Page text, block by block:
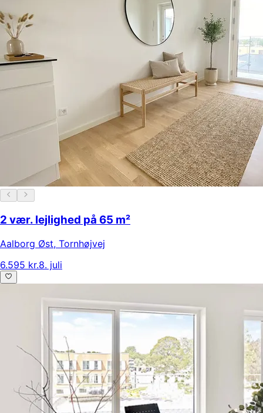
2 vær. lejlighed på 65 m²
Aalborg Øst, Tornhøjvej
6.595 kr.8. juli